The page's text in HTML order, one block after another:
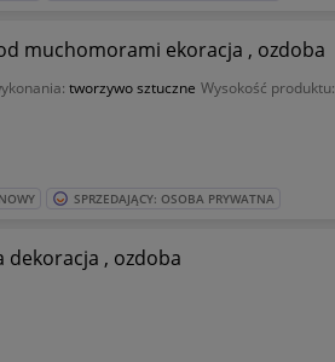
muchomorami ekoracja , ozdoba
tworzywo sztuczne Wysokość produktu:
SPRZEDAJĄCY: OSOBA PRYWATNA
dekoracja , ozdoba